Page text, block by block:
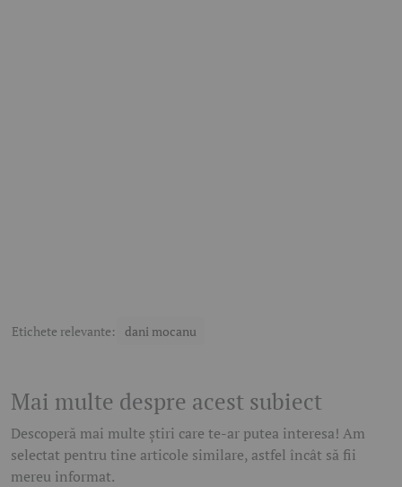
Etichete relevante: dani mocanu
Mai multe despre acest subiect
Descoperă mai multe știri care te-ar putea interesa! Am
selectat pentru tine articole similare, astfel încât să fii
mereu informat.